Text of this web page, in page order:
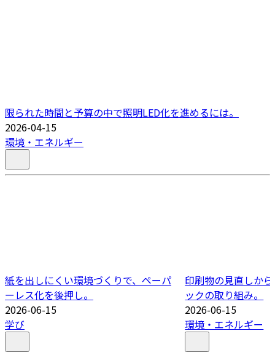
限られた時間と予算の中で照明LED化を進めるには。
2026-04-15
環境・エネルギー
紙を出しにくい環境づくりで、ペーパ
ーレス化を後押し。
2026-06-15
学び
印刷物の見直しか
ックの取り組み。
2026-06-15
環境・エネルギー